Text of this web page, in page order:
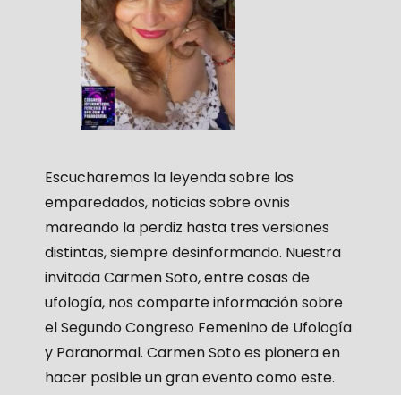
Escucharemos la leyenda sobre los
emparedados, noticias sobre ovnis
mareando la perdiz hasta tres versiones
distintas, siempre desinformando. Nuestra
invitada Carmen Soto, entre cosas de
ufología, nos comparte información sobre
el Segundo Congreso Femenino de Ufología
y Paranormal. Carmen Soto es pionera en
hacer posible un gran evento como este.